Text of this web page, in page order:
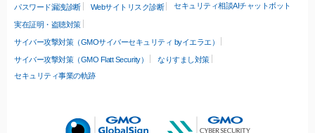
パスワード漏洩診断 Webサイトリスク診断 セキュリティ相談AIチャットボット
実在証明・盗聴対策
サイバー攻撃対策（GMOサイバーセキュリティ byイエラエ）
サイバー攻撃対策（GMO Flatt Security）
なりすまし対策
セキュリティ事業の軌跡